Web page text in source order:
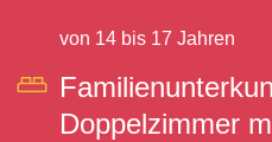
von 14 bis 17 Jahren
Doppelzimmer